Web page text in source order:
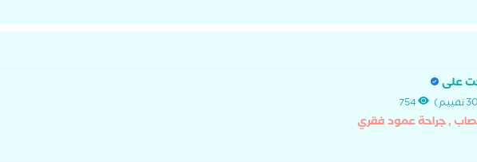
على
754
, جراحة عمود فقري